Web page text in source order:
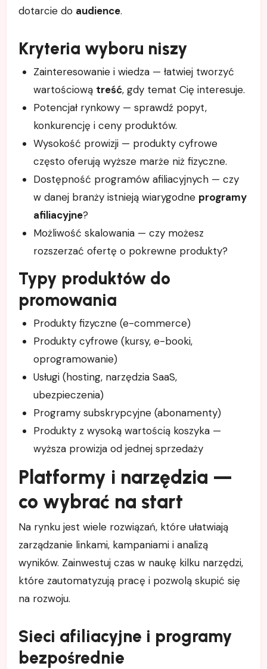
dotarcie do audience.
Kryteria wyboru niszy
Zainteresowanie i wiedza — łatwiej tworzyć
wartościową treść, gdy temat Cię interesuje.
Potencjał rynkowy — sprawdź popyt,
konkurencję i ceny produktów.
Wysokość prowizji — produkty cyfrowe
często oferują wyższe marże niż fizyczne.
Dostępność programów afiliacyjnych — czy
w danej branży istnieją wiarygodne programy
afiliacyjne?
Możliwość skalowania — czy możesz
rozszerzać ofertę o pokrewne produkty?
Typy produktów do
promowania
Produkty fizyczne (e-commerce)
Produkty cyfrowe (kursy, e-booki,
oprogramowanie)
Usługi (hosting, narzędzia SaaS,
ubezpieczenia)
Programy subskrypcyjne (abonamenty)
Produkty z wysoką wartością koszyka —
wyższa prowizja od jednej sprzedaży
Platformy i narzędzia —
co wybrać na start
Na rynku jest wiele rozwiązań, które ułatwiają
zarządzanie linkami, kampaniami i analizą
wyników. Zainwestuj czas w naukę kilku narzędzi,
które zautomatyzują pracę i pozwolą skupić się
na rozwoju.
Sieci afiliacyjne i programy
bezpośrednie